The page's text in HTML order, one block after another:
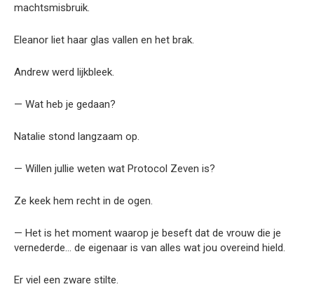
machtsmisbruik.
Eleanor liet haar glas vallen en het brak.
Andrew werd lijkbleek.
— Wat heb je gedaan?
Natalie stond langzaam op.
— Willen jullie weten wat Protocol Zeven is?
Ze keek hem recht in de ogen.
— Het is het moment waarop je beseft dat de vrouw die je
vernederde… de eigenaar is van alles wat jou overeind hield.
Er viel een zware stilte.